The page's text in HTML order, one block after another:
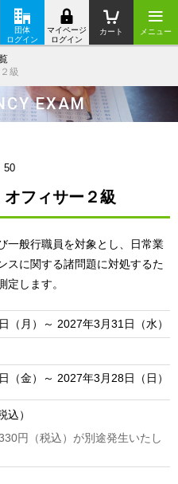
メニュー
カート
マイページ
ログイン
団体
ログイン
級
EXAM
50
フィサー２級
一般行職員を対象とし、日常業
スに関する諸問題に対処するた
定します。
（月）～ 2027年3月31日（水）
（金）～ 2027年3月28日（日）
込）
円（税込）が別途発生いたし